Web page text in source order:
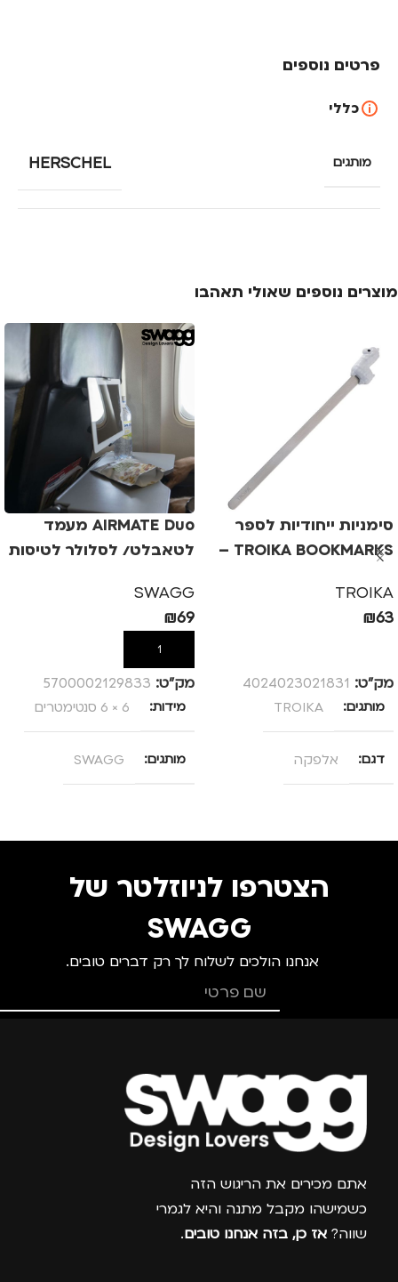
פרטים נוספים
כללי
מותגים HERSCHEL
מוצרים נוספים שאולי תאהבו
סימניות ייחודיות לספר
TROIKA BOOKMARKS –
TROIKA
₪63
מק”ט: 4024023021831
מותגים TROIKA
דגם אלפקה
AIRMATE Duo מעמד
לטאבלט/ לסלולר לטיסות
SWAGG
₪69
הוספה לסל
מק”ט: 5700002129833
מידות 6 × 6 סנטימטרים
מותגים SWAGG
עסקים, עבודה ,נשים
הצטרפו לניוזלטר של
SWAGG
אנחנו הולכים לשלוח לך רק דברים טובים.
צרפו אותי למועדון
אתם מכירים את הריגוש הזה
כשמישהו מקבל מתנה והיא לגמרי
שווה? אז כן, בזה אנחנו טובים.